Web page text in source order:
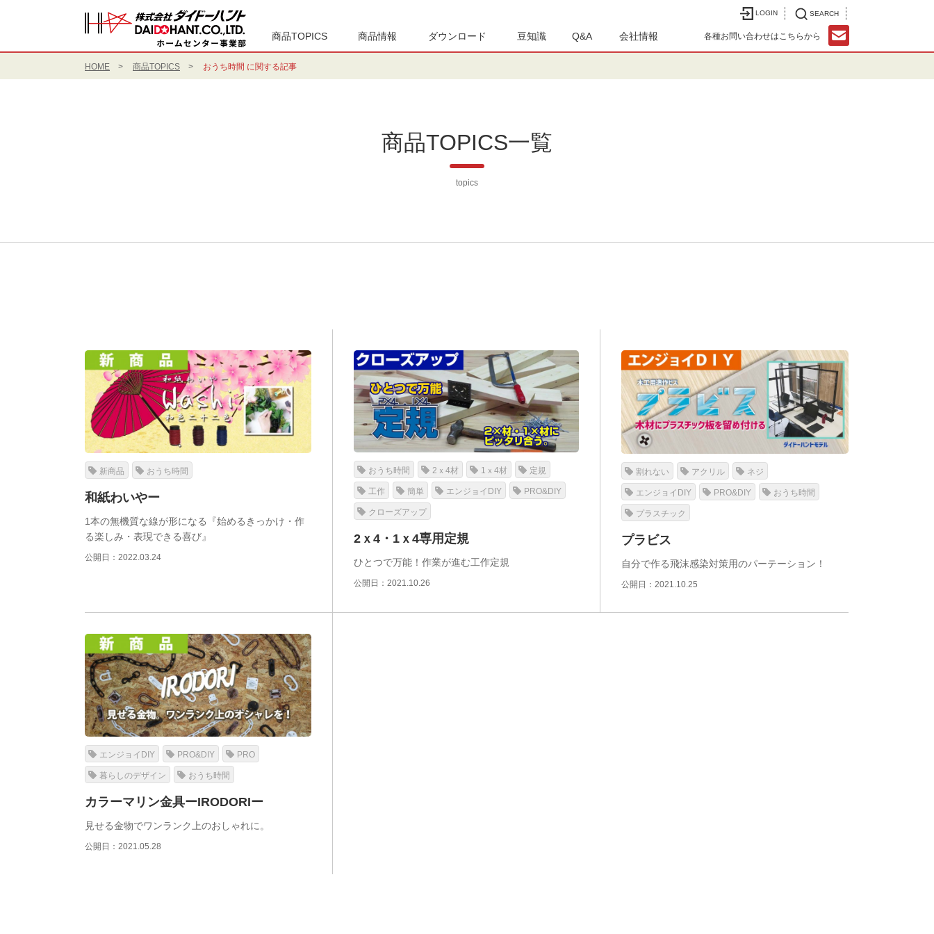
LOGIN SEARCH
商品TOPICS 商品情報 ダウンロード 豆知識 Q&A 会社情報 各種お問い合わせはこちらから
HOME 商品TOPICS おうち時間 に関する記事
商品TOPICS一覧
topics
新商品 おうち時間
和紙わいやー
1本の無機質な線が形になる『始めるきっかけ・作
る楽しみ・表現できる喜び』
公開日：2022.03.24
おうち時間 2ｘ4材 1ｘ4材 定規
工作 簡単 エンジョイDIY PRO&DIY
クローズアップ
2ｘ4・1ｘ4専用定規
ひとつで万能！作業が進む工作定規
公開日：2021.10.26
割れない アクリル ネジ
エンジョイDIY PRO&DIY おうち時間
プラスチック
プラビス
自分で作る飛沫感染対策用のパーテーション！
公開日：2021.10.25
エンジョイDIY PRO&DIY PRO
暮らしのデザイン おうち時間
カラーマリン金具ーIRODORIー
見せる金物でワンランク上のおしゃれに。
公開日：2021.05.28